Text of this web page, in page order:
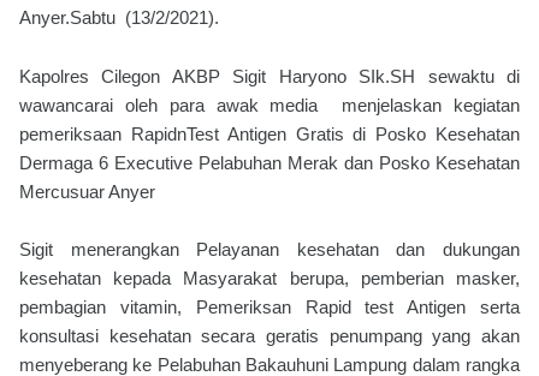
Anyer.Sabtu (13/2/2021).
Kapolres Cilegon AKBP Sigit Haryono SIk.SH sewaktu di
wawancarai oleh para awak media menjelaskan kegiatan
pemeriksaan RapidnTest Antigen Gratis di Posko Kesehatan
Dermaga 6 Executive Pelabuhan Merak dan Posko Kesehatan
Mercusuar Anyer
Sigit menerangkan Pelayanan kesehatan dan dukungan
kesehatan kepada Masyarakat berupa, pemberian masker,
pembagian vitamin, Pemeriksan Rapid test Antigen serta
konsultasi kesehatan secara geratis penumpang yang akan
menyeberang ke Pelabuhan Bakauhuni Lampung dalam rangka